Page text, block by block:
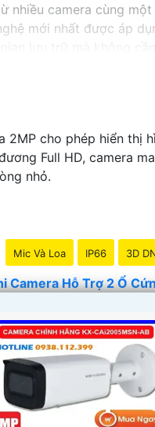
nhiều camera cùng
mới nhất được áp
đang tìm kiếm một
cho nhu cầu của
2MP cho phép hiển thị
Full HD, camera
nhỏ.
Mic Và Loa IP66 3D
Camera Hỗ Trợ 2 Ổ